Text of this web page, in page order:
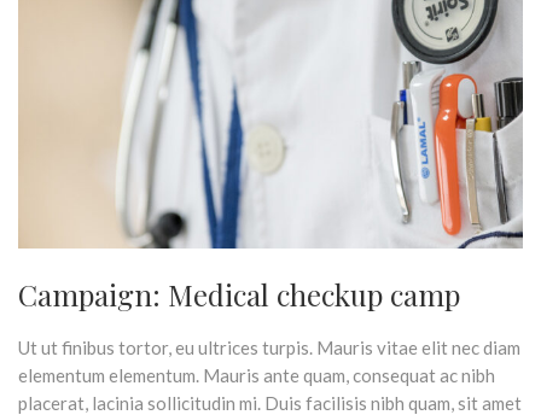
Campaign: Medical checkup camp
Ut ut finibus tortor, eu ultrices turpis. Mauris vitae elit nec diam
elementum elementum. Mauris ante quam, consequat ac nibh
placerat, lacinia sollicitudin mi. Duis facilisis nibh quam, sit amet